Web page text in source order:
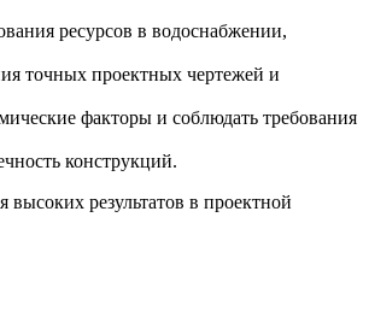
ресурсов в водоснабжении,
точных проектных чертежей и
факторы и соблюдать требования
конструкций.
результатов в проектной